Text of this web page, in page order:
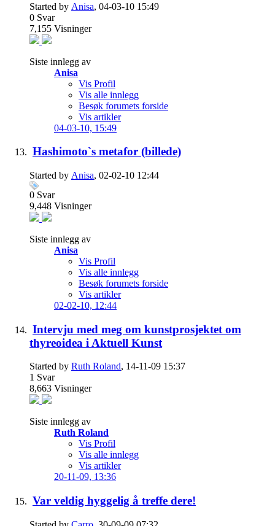
Started by Anisa, 04-03-10 15:49
0 Svar
7,155 Visninger
Siste innlegg av
Anisa
Vis Profil
Vis alle innlegg
Besøk forumets forside
Vis artikler
04-03-10, 15:49
Hashimoto`s metafor (billede)
Started by Anisa, 02-02-10 12:44
0 Svar
9,448 Visninger
Siste innlegg av
Anisa
Vis Profil
Vis alle innlegg
Besøk forumets forside
Vis artikler
02-02-10, 12:44
Intervju med meg om kunstprosjektet om
thyreoidea i Aktuell Kunst
Started by Ruth Roland, 14-11-09 15:37
1 Svar
8,663 Visninger
Siste innlegg av
Ruth Roland
Vis Profil
Vis alle innlegg
Vis artikler
20-11-09, 13:36
Var veldig hyggelig å treffe dere!